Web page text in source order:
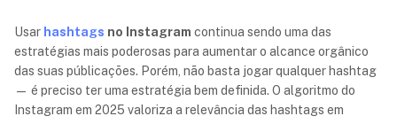
Usar hashtags no Instagram continua sendo uma das
estratégias mais poderosas para aumentar o alcance orgânico
das suas públicações. Porém, não basta jogar qualquer hashtag
— é preciso ter uma estratégia bem definida. O algoritmo do
Instagram em 2025 valoriza a relevância das hashtags em